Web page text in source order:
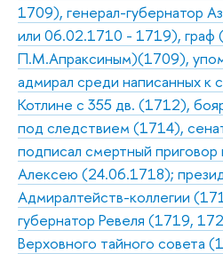
1709), генерал-губернатор
или 06.02.1710 - 1719), граф
П.М.Апраксиным)(1709),
адмирал среди написанных к
Котлине с 355 дв. (1712),
под следствием (1714),
подписал смертный приговор
Алексею (24.06.1718);
Адмиралтейств-коллегии
губернатор Ревеля (1719,
Верховного тайного совета